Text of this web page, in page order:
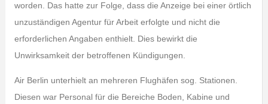
worden. Das hatte zur Folge, dass die Anzeige bei einer örtlich
unzuständigen Agentur für Arbeit erfolgte und nicht die
erforderlichen Angaben enthielt. Dies bewirkt die
Unwirksamkeit der betroffenen Kündigungen.
Air Berlin unterhielt an mehreren Flughäfen sog. Stationen.
Diesen war Personal für die Bereiche Boden, Kabine und